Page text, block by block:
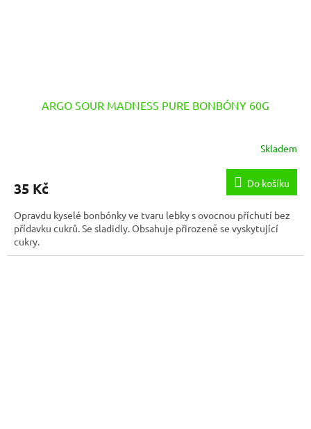
ARGO SOUR MADNESS PURE BONBÓNY 60G
Skladem
35 Kč Do košíku
Opravdu kyselé bonbónky ve tvaru lebky s ovocnou příchutí bez
přídavku cukrů. Se sladidly. Obsahuje přirozeně se vyskytující
cukry.